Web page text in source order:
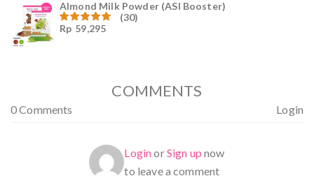
Almond Milk Powder (ASI Booster)
Dinilai5.00
(30)
Rp 59,295
COMMENTS
0 Comments Login
LoginorSign up now
to leave a comment